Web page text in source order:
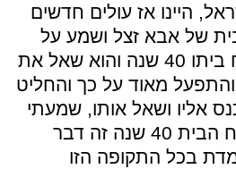
היינו אז עולים חדשים
של אבא זצל ושמע על
אבא שלא יצא מפתח ביתו 40 שנה והוא שאל את
מאוד על כך והחליט
אליו ושאל אותו, שמעתי
שכבודו לא יצא מפתח הבית 40 שנה זה דבר
בכל התקופה הזו